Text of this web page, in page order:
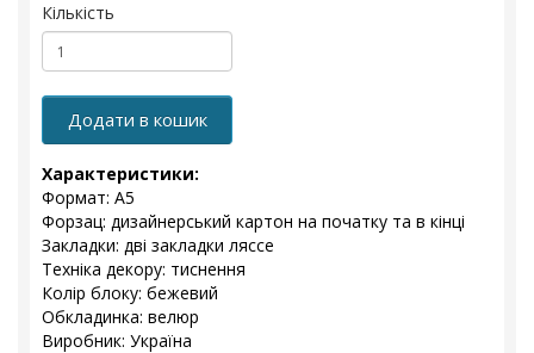
Кількість
Додати в кошик
Характеристики:
Формат: А5
Форзац: дизайнерський картон на початку та в кінці
Закладки: дві закладки ляссе
Техніка декору: тиснення
Колір блоку: бежевий
Обкладинка: велюр
Виробник: Україна